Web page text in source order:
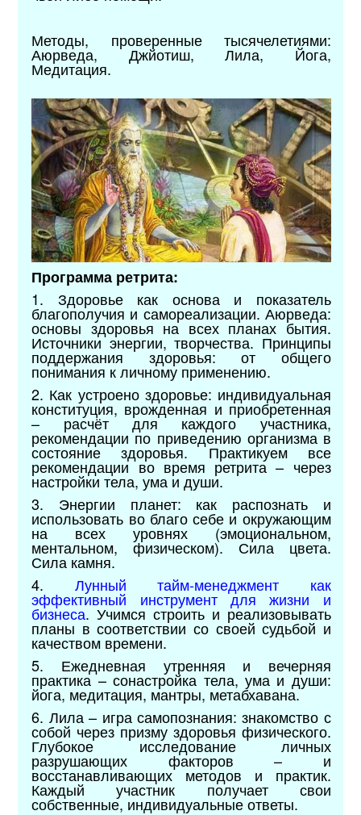
Методы, проверенные тысячелетиями:
Аюрведа, Джйотиш, Лила, Йога,
Медитация.
Программа ретрита:
1. Здоровье как основа и показатель
благополучия и самореализации. Аюрведа:
основы здоровья на всех планах бытия.
Источники энергии, творчества. Принципы
поддержания здоровья: от общего
понимания к личному применению.
2. Как устроено здоровье: индивидуальная
конституция, врожденная и приобретенная
– расчёт для каждого участника,
рекомендации по приведению организма в
состояние здоровья. Практикуем все
рекомендации во время ретрита – через
настройки тела, ума и души.
3. Энергии планет: как распознать и
использовать во благо себе и окружающим
на всех уровнях (эмоциональном,
ментальном, физическом). Сила цвета.
Сила камня.
4. Лунный тайм-менеджмент как
эффективный инструмент для жизни и
бизнеса. Учимся строить и реализовывать
планы в соответствии со своей судьбой и
качеством времени.
5. Ежедневная утренняя и вечерняя
практика – сонастройка тела, ума и души:
йога, медитация, мантры, метабхавана.
6. Лила – игра самопознания: знакомство с
собой через призму здоровья физического.
Глубокое исследование личных
разрушающих факторов – и
восстанавливающих методов и практик.
Каждый участник получает свои
собственные, индивидуальные ответы.